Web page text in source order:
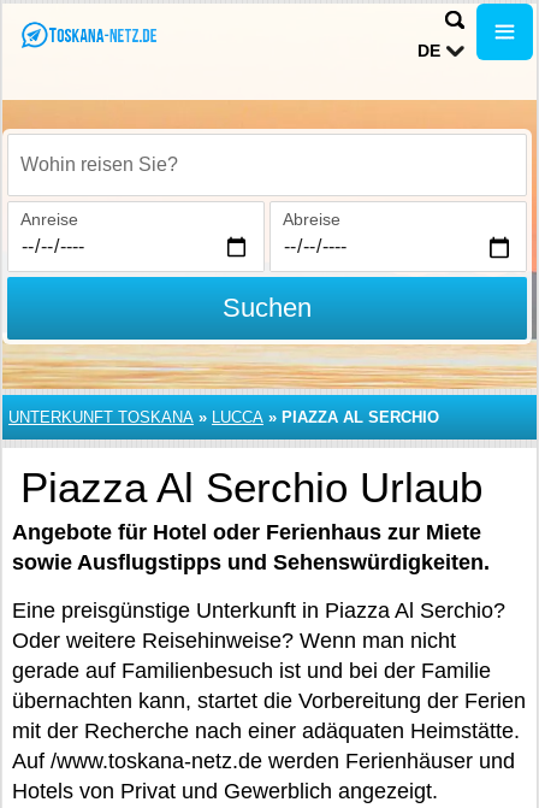
DE
Wohin reisen Sie?
Anreise Abreise
Suchen
UNTERKUNFT TOSKANA » LUCCA » PIAZZA AL SERCHIO
Piazza Al Serchio Urlaub
Angebote für Hotel oder Ferienhaus zur Miete
sowie Ausflugstipps und Sehenswürdigkeiten.
Eine preisgünstige Unterkunft in Piazza Al Serchio?
Oder weitere Reisehinweise? Wenn man nicht
gerade auf Familienbesuch ist und bei der Familie
übernachten kann, startet die Vorbereitung der Ferien
mit der Recherche nach einer adäquaten Heimstätte.
Auf /www.toskana-netz.de werden Ferienhäuser und
Hotels von Privat und Gewerblich angezeigt.